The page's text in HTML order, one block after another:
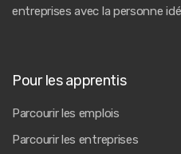
entreprises avec la personne
Pour les apprentis
Parcourir les emplois
Parcourir les entreprises